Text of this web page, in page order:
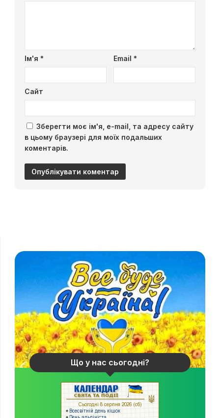
Ім'я * Email *
Сайт
Зберегти моє ім'я, e-mail, та адресу сайту
в цьому браузері для моїх подальших
коментарів.
Що у нас сьогодні?